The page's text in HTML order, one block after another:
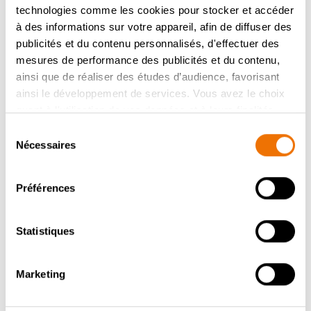
technologies comme les cookies pour stocker et accéder
à des informations sur votre appareil, afin de diffuser des
publicités et du contenu personnalisés, d'effectuer des
mesures de performance des publicités et du contenu,
ainsi que de réaliser des études d’audience, favorisant
ainsi le développement de services. Vous avez le choix
quant à l'utilisation de vos données et à leurs finalités.
tout moment en consultant la Déclaration relative aux
cookies ou en cliquant sur l'icône de confidentialité.
Si vous le permettez, nous aimerions également :
géographique qui peuvent être précises à plusieurs
Identifier votre appareil en l'analysant activement
pour en relever les caractéristiques spécifiques
Nécessaires
Préférences
Statistiques
MarketingPLUS DE CUISINES MODERNES À VOIR